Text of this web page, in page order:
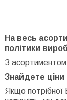
На весь
політики
З асортиментом
Знайдете
Якщо потрібної